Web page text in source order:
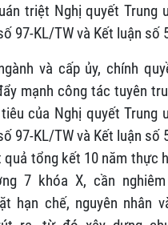
triệt Nghị quyết Trung
97-KL/TW và Kết luận số
và cấp ủy, chính
mạnh công tác tuyên
của Nghị quyết Trung
97-KL/TW và Kết luận số
tổng kết 10 năm thực
7 khóa X, cần
hạn chế, nguyên nhân